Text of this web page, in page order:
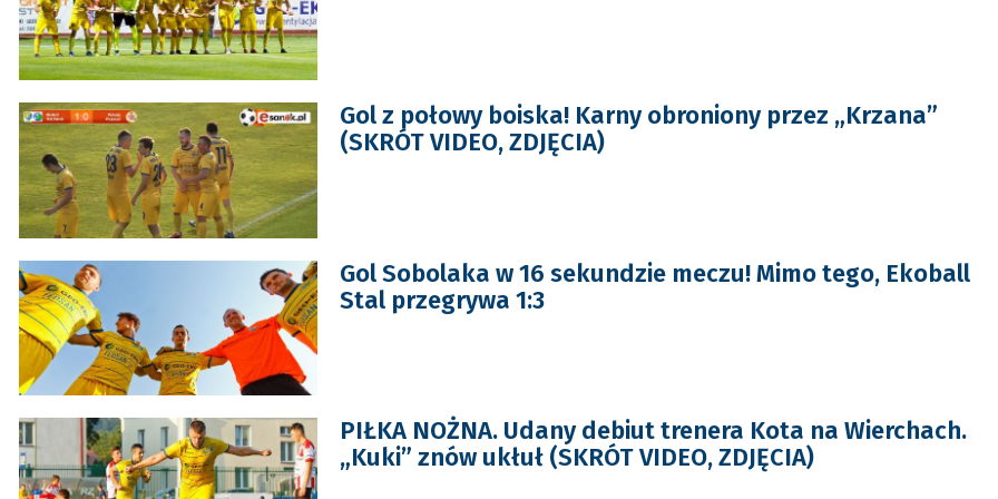
Gol z połowy boiska! Karny obroniony przez „Krzana”
(SKRÓT VIDEO, ZDJĘCIA)
Gol Sobolaka w 16 sekundzie meczu! Mimo tego, Ekoball
Stal przegrywa 1:3
PIŁKA NOŻNA. Udany debiut trenera Kota na Wierchach.
„Kuki” znów ukłuł (SKRÓT VIDEO, ZDJĘCIA)